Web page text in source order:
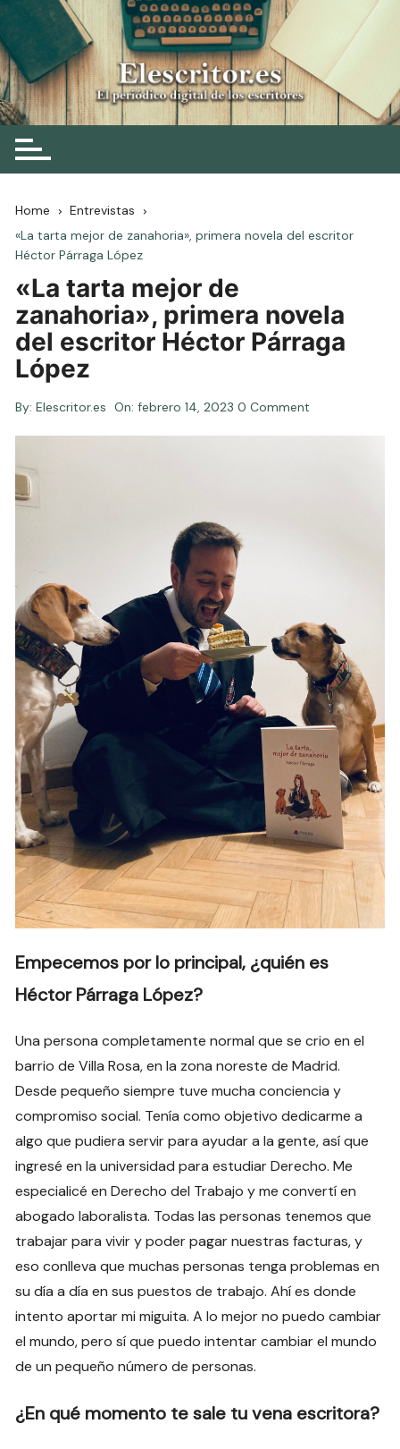
Skip
to
content
Elescritor.es
El periódico digital de los escritores
Home
Entrevistas
«La tarta mejor de zanahoria», primera novela del escritor
Héctor Párraga López
«La tarta mejor de
zanahoria», primera novela
del escritor Héctor Párraga
López
By: Elescritor.es On:febrero 14, 2023 0 Comment
Empecemos por lo principal, ¿quién es
Héctor Párraga López?
Una persona completamente normal que se crio en el
barrio de Villa Rosa, en la zona noreste de Madrid.
Desde pequeño siempre tuve mucha conciencia y
compromiso social. Tenía como objetivo dedicarme a
algo que pudiera servir para ayudar a la gente, así que
ingresé en la universidad para estudiar Derecho. Me
especialicé en Derecho del Trabajo y me convertí en
abogado laboralista. Todas las personas tenemos que
trabajar para vivir y poder pagar nuestras facturas, y
eso conlleva que muchas personas tenga problemas en
su día a día en sus puestos de trabajo. Ahí es donde
intento aportar mi miguita. A lo mejor no puedo cambiar
el mundo, pero sí que puedo intentar cambiar el mundo
de un pequeño número de personas.
¿En qué momento te sale tu vena escritora?